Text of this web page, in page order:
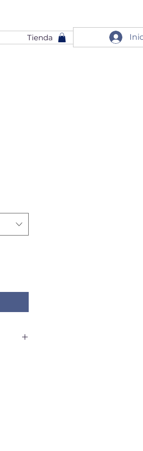
Tienda